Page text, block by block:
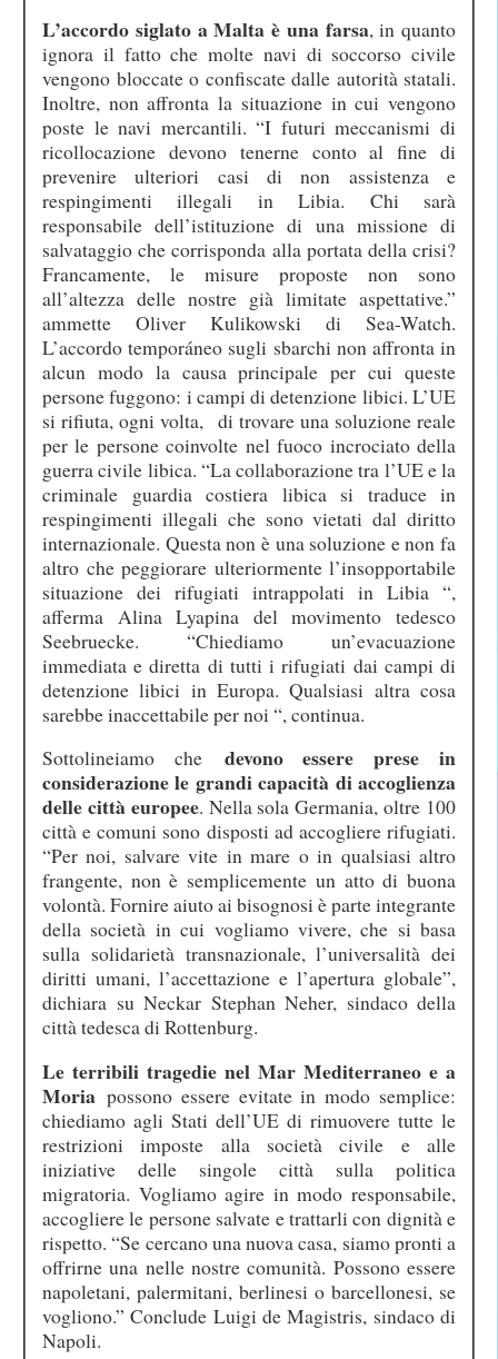
L’accordo siglato a Malta è una farsa, in quanto
ignora il fatto che molte navi di soccorso civile
vengono bloccate o confiscate dalle autorità statali.
Inoltre, non affronta la situazione in cui vengono
poste le navi mercantili. “I futuri meccanismi di
ricollocazione devono tenerne conto al fine di
prevenire ulteriori casi di non assistenza e
respingimenti illegali in Libia. Chi sarà
responsabile dell’istituzione di una missione di
salvataggio che corrisponda alla portata della crisi?
Francamente, le misure proposte non sono
all’altezza delle nostre già limitate aspettative.”
ammette Oliver Kulikowski di Sea-Watch.
L’accordo temporáneo sugli sbarchi non affronta in
alcun modo la causa principale per cui queste
persone fuggono: i campi di detenzione libici. L’UE
si rifiuta, ogni volta, di trovare una soluzione reale
per le persone coinvolte nel fuoco incrociato della
guerra civile libica. “La collaborazione tra l’UE e la
criminale guardia costiera libica si traduce in
respingimenti illegali che sono vietati dal diritto
internazionale. Questa non è una soluzione e non fa
altro che peggiorare ulteriormente l’insopportabile
situazione dei rifugiati intrappolati in Libia “,
afferma Alina Lyapina del movimento tedesco
Seebruecke. “Chiediamo un’evacuazione
immediata e diretta di tutti i rifugiati dai campi di
detenzione libici in Europa. Qualsiasi altra cosa
sarebbe inaccettabile per noi “, continua.
Sottolineiamo che devono essere prese in
considerazione le grandi capacità di accoglienza
delle città europee. Nella sola Germania, oltre 100
città e comuni sono disposti ad accogliere rifugiati.
“Per noi, salvare vite in mare o in qualsiasi altro
frangente, non è semplicemente un atto di buona
volontà. Fornire aiuto ai bisognosi è parte integrante
della società in cui vogliamo vivere, che si basa
sulla solidarietà transnazionale, l’universalità dei
diritti umani, l’accettazione e l’apertura globale”,
dichiara su Neckar Stephan Neher, sindaco della
città tedesca di Rottenburg.
Le terribili tragedie nel Mar Mediterraneo e a
Moria possono essere evitate in modo semplice:
chiediamo agli Stati dell’UE di rimuovere tutte le
restrizioni imposte alla società civile e alle
iniziative delle singole città sulla politica
migratoria. Vogliamo agire in modo responsabile,
accogliere le persone salvate e trattarli con dignità e
rispetto. “Se cercano una nuova casa, siamo pronti a
offrirne una nelle nostre comunità. Possono essere
napoletani, palermitani, berlinesi o barcellonesi, se
vogliono.” Conclude Luigi de Magistris, sindaco di
Napoli.